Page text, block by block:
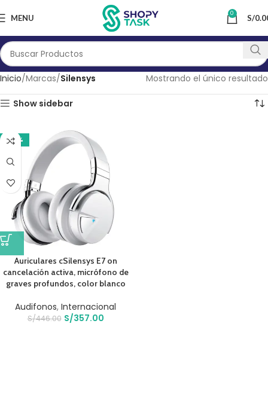
MENU 0 S/
Inicio Marcas Silensys Mostrando el único resultado
Show sidebar
-20%
Auriculares cSilensys E7 on
cancelación activa, micrófono de
graves profundos, color blanco
Audifonos, Internacional
S/446.00 S/357.00